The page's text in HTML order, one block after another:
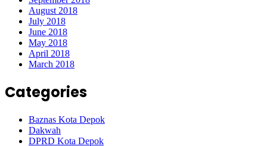
August 2018
July 2018
June 2018
May 2018
April 2018
March 2018
Categories
Baznas Kota Depok
Dakwah
DPRD Kota Depok